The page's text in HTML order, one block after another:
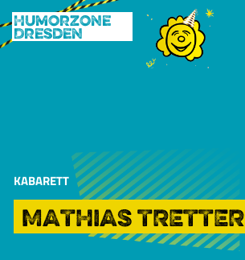
Humorzone
Dresden
KABARETT
MATHIAS TRETTER